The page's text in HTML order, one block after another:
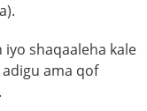
shaqaaleha kale
ama qof